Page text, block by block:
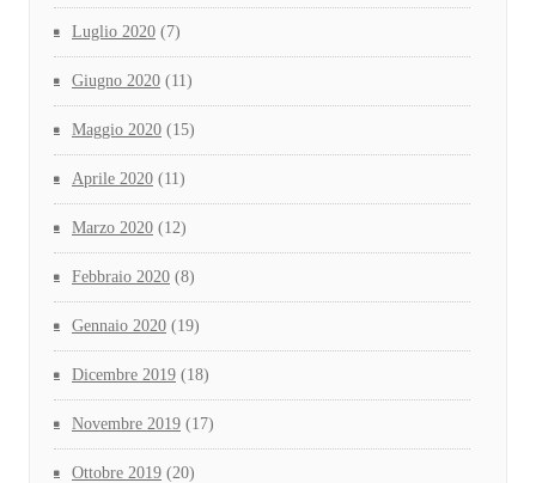
Luglio 2020 (7)
Giugno 2020 (11)
Maggio 2020 (15)
Aprile 2020 (11)
Marzo 2020 (12)
Febbraio 2020 (8)
Gennaio 2020 (19)
Dicembre 2019 (18)
Novembre 2019 (17)
Ottobre 2019 (20)